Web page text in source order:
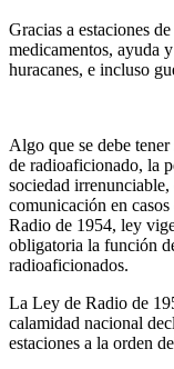
Gracias a estaciones
medicamentos, ayuda
huracanes, e incluso
Algo que se debe
de radioaficionado, la
sociedad
comunicación en
Radio de 1954, ley
obligatoria la función
radioaficionados.
La Ley de Radio de
calamidad nacional
estaciones a la orden